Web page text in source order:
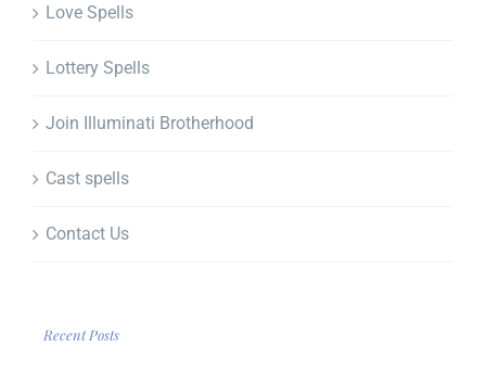
Love Spells
Lottery Spells
Join Illuminati Brotherhood
Cast spells
Contact Us
Recent Posts